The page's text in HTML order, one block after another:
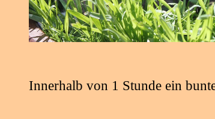
Innerhalb von 1 Stunde ein